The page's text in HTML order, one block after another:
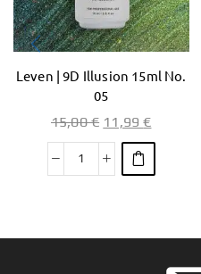
Leven | 9D Illusion 15ml No.
05
15,00€ 11,99€